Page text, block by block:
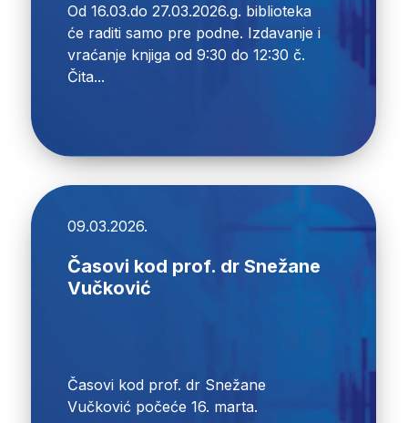
Od 16.03.do 27.03.2026.g. biblioteka
će raditi samo pre podne. Izdavanje i
vraćanje knjiga od 9:30 do 12:30 č.
Čita...
09.03.2026.
Časovi kod prof. dr Snežane
Vučković
Časovi kod prof. dr Snežane
Vučković počeće 16. marta.